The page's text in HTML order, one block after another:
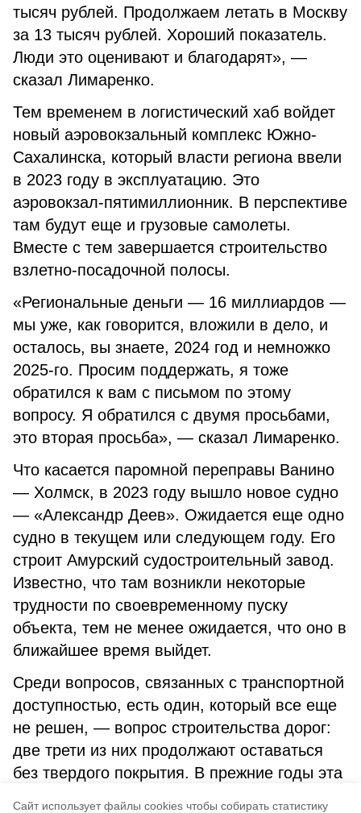
Cайт использует файлы cookies чтобы собирать статистику
тысяч рублей. Продолжаем летать в Москву
за 13 тысяч рублей. Хороший показатель.
Люди это оценивают и благодарят», —
сказал Лимаренко.
Тем временем в логистический хаб войдет
новый аэровокзальный комплекс Южно-
Сахалинска, который власти региона ввели
в 2023 году в эксплуатацию. Это
аэровокзал-пятимиллионник. В перспективе
там будут еще и грузовые самолеты.
Вместе с тем завершается строительство
взлетно-посадочной полосы.
«Региональные деньги — 16 миллиардов —
мы уже, как говорится, вложили в дело, и
осталось, вы знаете, 2024 год и немножко
2025-го. Просим поддержать, я тоже
обратился к вам с письмом по этому
вопросу. Я обратился с двумя просьбами,
это вторая просьба», — сказал Лимаренко.
Что касается паромной переправы Ванино
— Холмск, в 2023 году вышло новое судно
— «Александр Деев». Ожидается еще одно
судно в текущем или следующем году. Его
строит Амурский судостроительный завод.
Известно, что там возникли некоторые
трудности по своевременному пуску
объекта, тем не менее ожидается, что оно в
ближайшее время выйдет.
Среди вопросов, связанных с транспортной
доступностью, есть один, который все еще
не решен, — вопрос строительства дорог:
две трети из них продолжают оставаться
без твердого покрытия. В прежние годы эта